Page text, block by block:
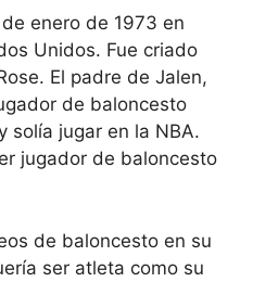
enero de 1973 en
Unidos. Fue criado
El padre de Jalen,
de baloncesto
solía jugar en la NBA.
jugador de baloncesto
de baloncesto en su
ser atleta como su